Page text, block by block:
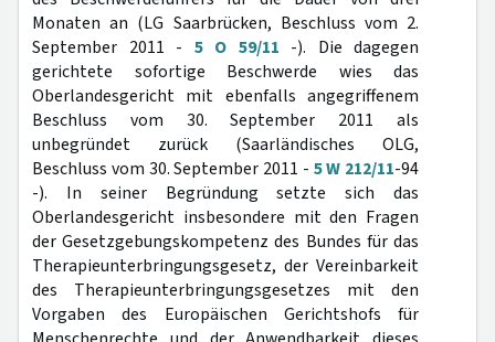
Monaten an (LG Saarbrücken, Beschluss vom 2.
September 2011 - 5 O 59/11 -). Die dagegen
gerichtete sofortige Beschwerde wies das
Oberlandesgericht mit ebenfalls angegriffenem
Beschluss vom 30. September 2011 als
unbegründet zurück (Saarländisches OLG,
Beschluss vom 30. September 2011 - 5 W 212/11-94
-). In seiner Begründung setzte sich das
Oberlandesgericht insbesondere mit den Fragen
der Gesetzgebungskompetenz des Bundes für das
Therapieunterbringungsgesetz, der Vereinbarkeit
des Therapieunterbringungsgesetzes mit den
Vorgaben des Europäischen Gerichtshofs für